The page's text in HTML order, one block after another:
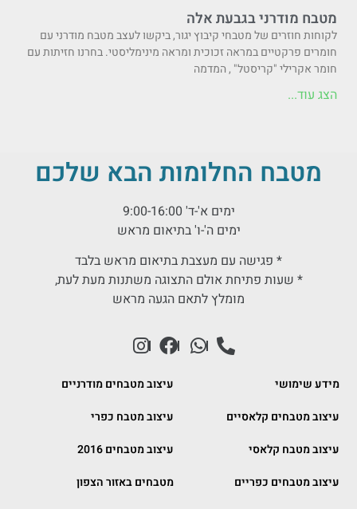
מטבח מודרני בגבעת אלה
לקוחות חוזרים של מטבחי קיבוץ יגור, ביקשו לעצב מטבח מודרני עם
חומרים פרקטיים במראה זכוכית ומראה מינימליסטי. בחרנו חזיתות עם
חומר אקרילי "קריסטל" , המדמה
הצג עוד...
מטבח החלומות הבא שלכם
ימים א'-ד' 9:00-16:00
ימים ה'-ו' בתיאום מראש
* פגישה עם מעצבת בתיאום מראש בלבד
* שעות פתיחת אולם התצוגה משתנות מעת לעת,
מומלץ לתאם הגעה מראש
מידע שימושי
עיצוב מטבחים מודרניים
עיצוב מטבחים קלאסיים
עיצוב מטבח כפרי
עיצוב מטבח קלאסי
עיצוב מטבחים 2016
עיצוב מטבחים כפריים
מטבחים באזור הצפון